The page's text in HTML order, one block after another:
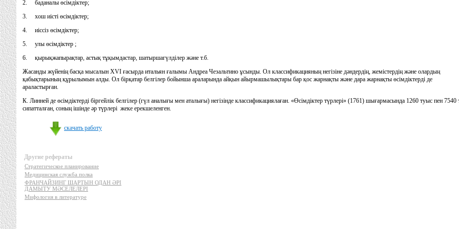
2. баданалы өсiмдiктер;
3. хош иiстi өсiмдiктер;
4. иiссiз өсiмдiктер;
5. улы өсiмдiктер ;
6. қырықжапырақтар, астық тұқымдастар, шатыршагүлдiлер және т.б.
Жасанды жүйенiң басқа мысалын XVI ғасырда итальян ғалымы Андреа Чезальтино ұсынды. Ол классификацияның негiзiне дәндердiң, жемiстердiң және олардың
қабықтарының құрылымын алды. Ол бiрқатар белгiлер бойынша араларында айқын айырмашылықтары бар қос жарнақты және дара жарнақты өсiмдiктердi де
араластырған.
К. Линней де өсiмдiктердi бiргейлiк белгiлер (гүл аналығы мен аталығы) негiзiнде классификациялаған. «Өсiмдiктер түрлерi» (1761) шығармасында 1260 туыс пен 7540
сипатталған, соның iшiнде әр түрлерi жеке ерекшеленген.
скачать работу
Другие рефераты
Стратегическое планирование
Медицинская служба полка
ФРАНЧАЙЗИНГ ШАРТЫН ОДАН ӘРІ
ДАМЫТУ МӘСЕЛЕЛЕРІ
Мифология в литературе